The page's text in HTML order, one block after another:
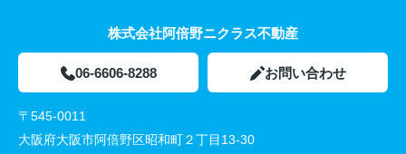
株式会社阿倍野ニクラス不動産
06-6606-8288 お問い合わせ
〒545-0011
大阪府大阪市阿倍野区昭和町２丁目13-30